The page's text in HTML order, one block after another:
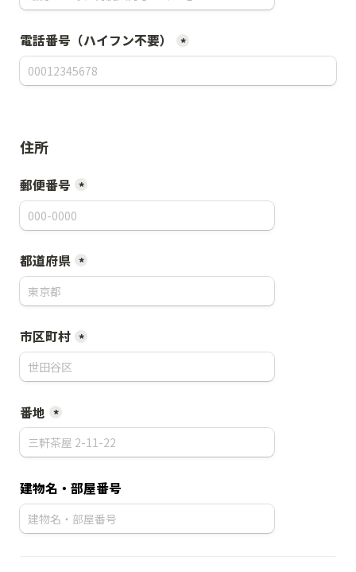
電話番号（ハイフン不要） *
住所
郵便番号 *
都道府県 *
市区町村 *
番地 *
建物名・部屋番号